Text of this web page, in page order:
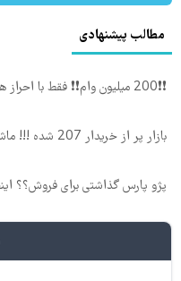
مطالب پیشنهادی
❗❗200 میلیون وام❗❗ فقط با احراز هویت
بازار پر از خریدار 207 شده !!! ماشینتو اینجا به راحتی بفروش
پژو پارس گذاشتی برای فروش؟؟